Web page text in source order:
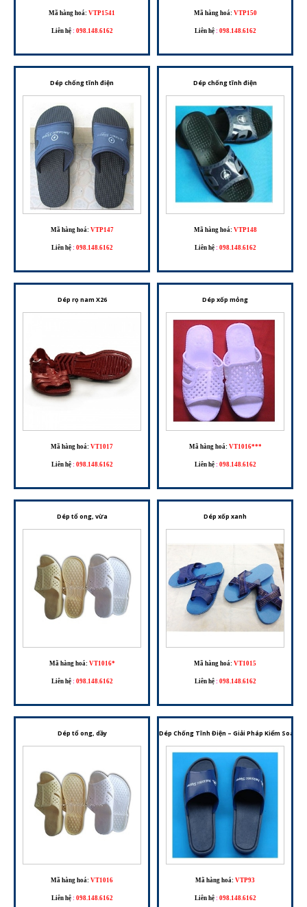
Mã hàng hoá: VTP1541
Liên hệ : 098.148.6162
Mã hàng hoá: VTP150
Liên hệ : 098.148.6162
Dép chống tĩnh điện
Mã hàng hoá: VTP147
Liên hệ : 098.148.6162
Dép chống tĩnh điện
Mã hàng hoá: VTP148
Liên hệ : 098.148.6162
Dép rọ nam X26
Mã hàng hoá: VT1017
Liên hệ : 098.148.6162
Dép xốp mỏng
Mã hàng hoá: VT1016***
Liên hệ : 098.148.6162
Dép tổ ong, vừa
Mã hàng hoá: VT1016*
Liên hệ : 098.148.6162
Dép xốp xanh
Mã hàng hoá: VT1015
Liên hệ : 098.148.6162
Dép tổ ong, dầy
Mã hàng hoá: VT1016
Liên hệ : 098.148.6162
Dép Chống Tĩnh Điện – Giải Pháp Kiểm Soát
Mã hàng hoá: VTP93
Liên hệ : 098.148.6162